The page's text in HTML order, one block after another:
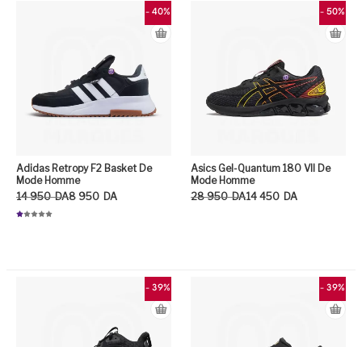
- 40%
Adidas Retropy F2 Basket De
Mode Homme
14 950 DA
Le prix initial était : 14 950DA.
8 950 DA
Le prix actuel est : 8 950DA.
- 50%
Asics Gel-Quantum 180 VII De
Mode Homme
28 950 DA
Le prix initial était : 28 950DA.
14 450 DA
Le prix actuel est : 14 450DA.
- 39% - 39%